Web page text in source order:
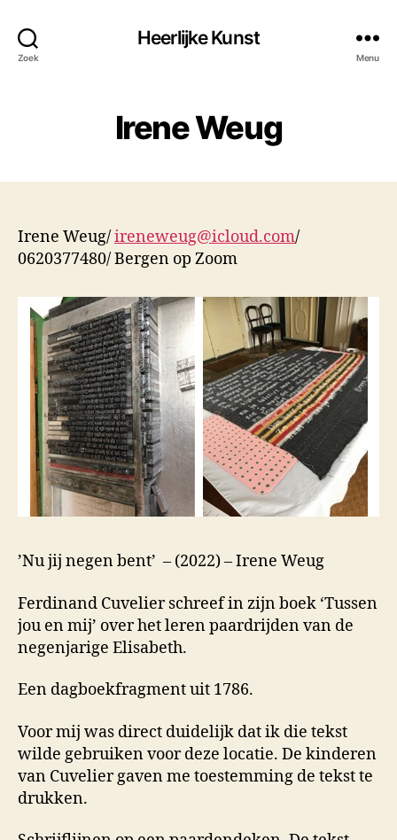
Zoek
Heerlijke Kunst
Menu
Irene Weug
Irene Weug/ireneweug@icloud.com/
0620377480/ Bergen op Zoom
’Nu jij negen bent’ – (2022) – Irene Weug
Ferdinand Cuvelier schreef in zijn boek ‘Tussen
jou en mij’ over het leren paardrijden van de
negenjarige Elisabeth.
Een dagboekfragment uit 1786.
Voor mij was direct duidelijk dat ik die tekst
wilde gebruiken voor deze locatie. De kinderen
van Cuvelier gaven me toestemming de tekst te
drukken.